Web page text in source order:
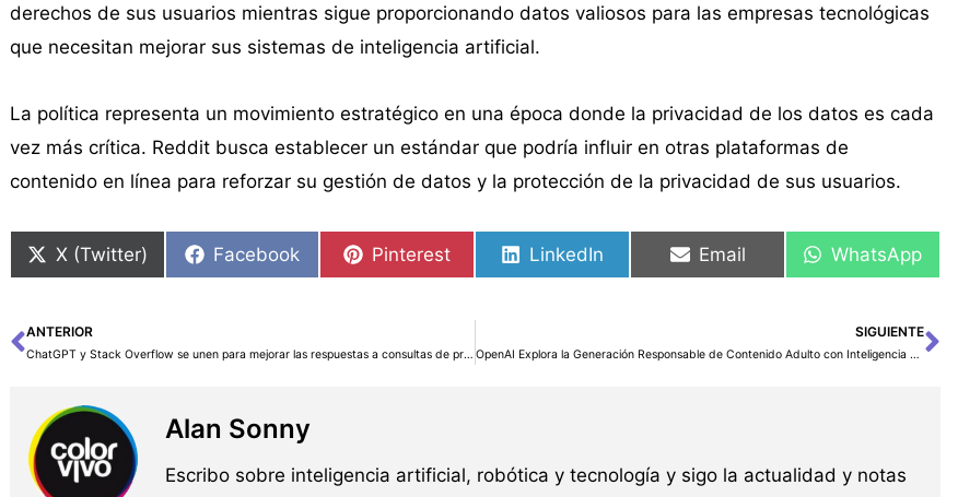
derechos de sus usuarios mientras sigue proporcionando datos valiosos para las empresas tecnológicas
que necesitan mejorar sus sistemas de inteligencia artificial.
La política representa un movimiento estratégico en una época donde la privacidad de los datos es cada
vez más crítica. Reddit busca establecer un estándar que podría influir en otras plataformas de
contenido en línea para reforzar su gestión de datos y la protección de la privacidad de sus usuarios.
X (Twitter) Facebook Pinterest LinkedIn Email WhatsApp
Ant
ANTERIOR
ChatGPT y Stack Overflow se unen para mejorar las respuestas a consultas de programación
SIGUIENTE
OpenAI Explora la Generación Responsable de Contenido Adulto con Inteligencia Artificial
Alan Sonny
Escribo sobre inteligencia artificial, robótica y tecnología y sigo la actualidad y notas